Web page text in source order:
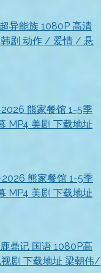
异能族 1080P 高清
韩剧 动作 / 爱情 / 悬
熊家餐馆 1-5季
MP4 美剧 下载地址
熊家餐馆 1-5季
MP4 美剧 下载地址
鼎记 国语 1080P高
剧 下载地址 梁朝伟/